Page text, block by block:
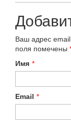
Ваш адрес email
поля помечены
Имя *
Email *